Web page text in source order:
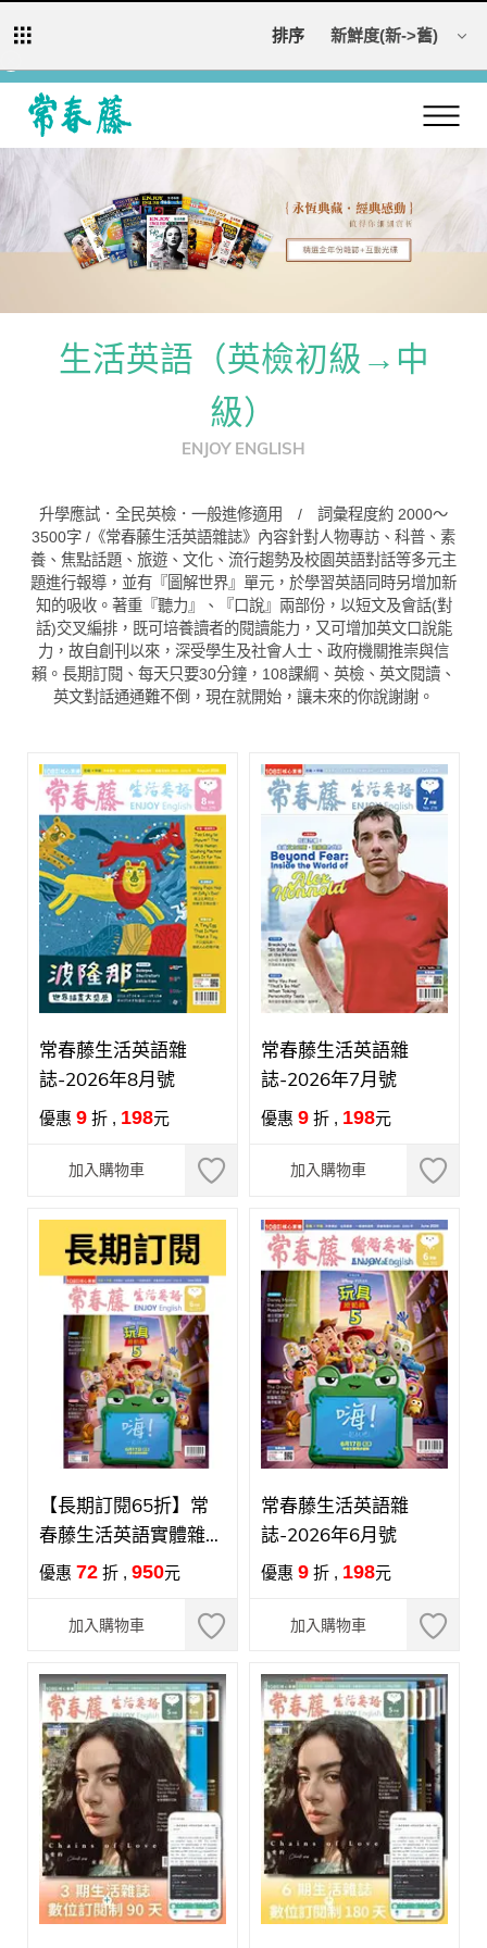
見諒。
回常春藤首頁
生活英語（英檢初級→中
級）
ENJOY ENGLISH
升學應試．全民英檢．一般進修適用 / 詞彙程度約 2000～
3500字 /《常春藤生活英語雜誌》內容針對人物專訪、科普、素
養、焦點話題、旅遊、文化、流行趨勢及校園英語對話等多元主
題進行報導，並有『圖解世界』單元，於學習英語同時另增加新
知的吸收。著重『聽力』、『口說』兩部份，以短文及會話(對
話)交叉編排，既可培養讀者的閱讀能力，又可增加英文口說能
力，故自創刊以來，深受學生及社會人士、政府機關推崇與信
賴。長期訂閱、每天只要30分鐘，108課綱、英檢、英文閱讀、
英文對話通通難不倒，現在就開始，讓未來的你說謝謝。
排序
常春藤生活英語雜
誌-2026年8月號
優惠 9 折 , 198元
加入購物車
常春藤生活英語雜
誌-2026年7月號
優惠 9 折 , 198元
加入購物車
【長期訂閱65折】常
春藤生活英語實體雜誌
(初~中級)
優惠 72 折 , 950元
加入購物車
常春藤生活英語雜
誌-2026年6月號
優惠 9 折 , 198元
加入購物車